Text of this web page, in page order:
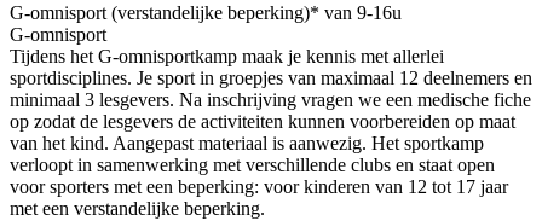
G-omnisport (verstandelijke beperking)* van 9-16u
G-omnisport
Tijdens het G-omnisportkamp maak je kennis met allerlei
sportdisciplines. Je sport in groepjes van maximaal 12 deelnemers en
minimaal 3 lesgevers. Na inschrijving vragen we een medische fiche
op zodat de lesgevers de activiteiten kunnen voorbereiden op maat
van het kind. Aangepast materiaal is aanwezig. Het sportkamp
verloopt in samenwerking met verschillende clubs en staat open
voor sporters met een beperking: voor kinderen van 12 tot 17 jaar
met een verstandelijke beperking.